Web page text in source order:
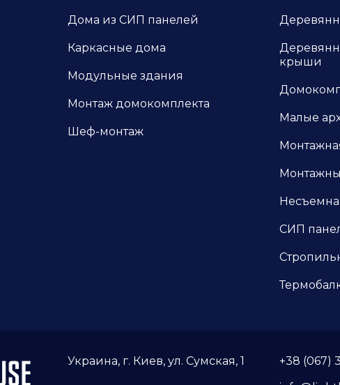
Дома из СИП панелей
Каркасные дома
Модульные здания
Монтаж домокомплекта
Шеф-монтаж
крыши
Малые
СИП
Украина, г. Киев, ул. Сумская, 1
+38 (067)